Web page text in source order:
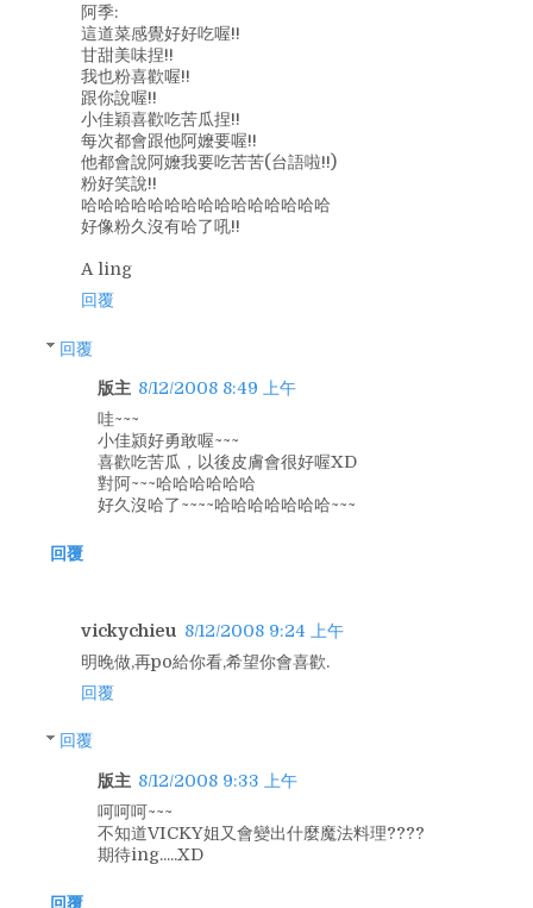
阿季:
這道菜感覺好好吃喔!!
甘甜美味捏!!
我也粉喜歡喔!!
跟你說喔!!
小佳穎喜歡吃苦瓜捏!!
每次都會跟他阿嬤要喔!!
他都會說阿嬤我要吃苦苦(台語啦!!)
粉好笑說!!
哈哈哈哈哈哈哈哈哈哈哈哈哈哈哈
好像粉久沒有哈了吼!!
A ling
回覆
回覆
版主 8/12/2008 8:49 上午
哇~~~
小佳潁好勇敢喔~~~
喜歡吃苦瓜，以後皮膚會很好喔XD
對阿~~~哈哈哈哈哈哈
好久沒哈了~~~~哈哈哈哈哈哈哈~~~
回覆
vickychieu 8/12/2008 9:24 上午
明晚做,再po給你看,希望你會喜歡.
回覆
回覆
版主 8/12/2008 9:33 上午
呵呵呵~~~
不知道VICKY姐又會變出什麼魔法料理????
期待ing.....XD
回覆